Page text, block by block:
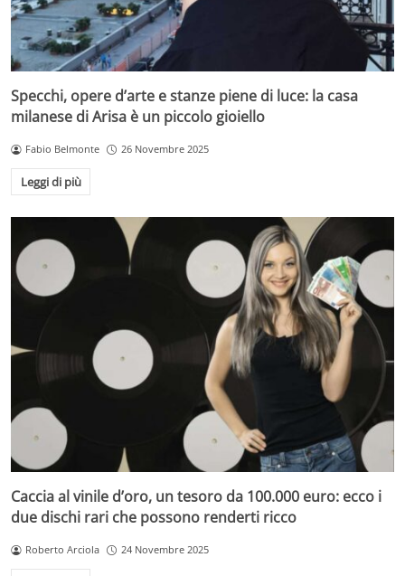
Specchi, opere d’arte e stanze piene di luce: la casa
milanese di Arisa è un piccolo gioiello
Fabio Belmonte 26 Novembre 2025
Leggi di più
Caccia al vinile d’oro, un tesoro da 100.000 euro: ecco i
due dischi rari che possono renderti ricco
Roberto Arciola 24 Novembre 2025